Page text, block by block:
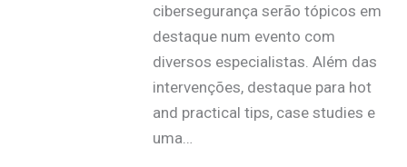
cibersegurança serão tópicos em
destaque num evento com
diversos especialistas. Além das
intervenções, destaque para hot
and practical tips, case studies e
uma…